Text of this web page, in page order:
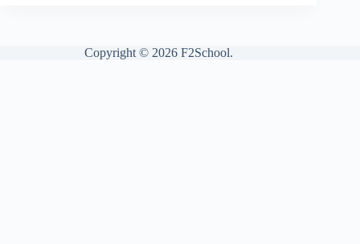
Copyright © 2026 F2School.